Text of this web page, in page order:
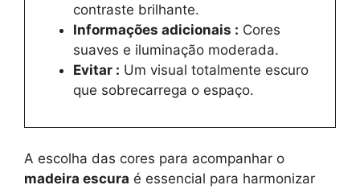
contraste brilhante.
Informações adicionais : Cores
suaves e iluminação moderada.
Evitar : Um visual totalmente escuro
que sobrecarrega o espaço.
A escolha das cores para acompanhar o
madeira escura é essencial para harmonizar